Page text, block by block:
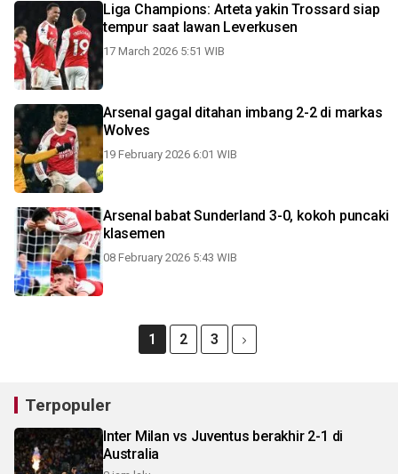
Liga Champions: Arteta yakin Trossard siap
tempur saat lawan Leverkusen
17 March 2026 5:51 WIB
Arsenal gagal ditahan imbang 2-2 di markas
Wolves
19 February 2026 6:01 WIB
Arsenal babat Sunderland 3-0, kokoh puncaki
klasemen
08 February 2026 5:43 WIB
1 2 3
Terpopuler
Inter Milan vs Juventus berakhir 2-1 di
Australia